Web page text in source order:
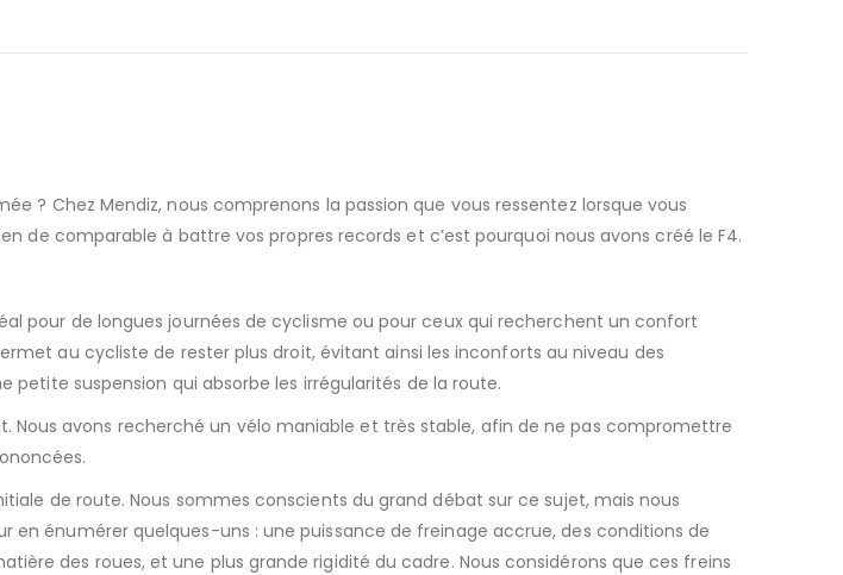
? Chez Mendiz, nous comprenons la passion que vous ressentez lorsque vous
de comparable à battre vos propres records et c’est pourquoi nous avons créé le F4.
pour de longues journées de cyclisme ou pour ceux qui recherchent un confort
au cycliste de rester plus droit, évitant ainsi les inconforts au niveau des
suspension qui absorbe les irrégularités de la route.
Nous avons recherché un vélo maniable et très stable, afin de ne pas compromettre
de route. Nous sommes conscients du grand débat sur ce sujet, mais nous
en énumérer quelques-uns : une puissance de freinage accrue, des conditions de
des roues, et une plus grande rigidité du cadre. Nous considérons que ces freins